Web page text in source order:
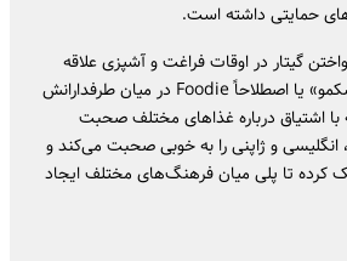
حمایتی داشته است.
گیتار در اوقات فراغت و آشپزی علاقه
دارد. رزی به‌عنوان یک «شکمو» یا اصطلاحاً Foodie در میان طرفدارانش
اشتیاق درباره غذاهای مختلف صحبت
انگلیسی و ژاپنی را به خوبی صحبت می‌کند و
کرده تا پلی میان فرهنگ‌های مختلف ایجاد